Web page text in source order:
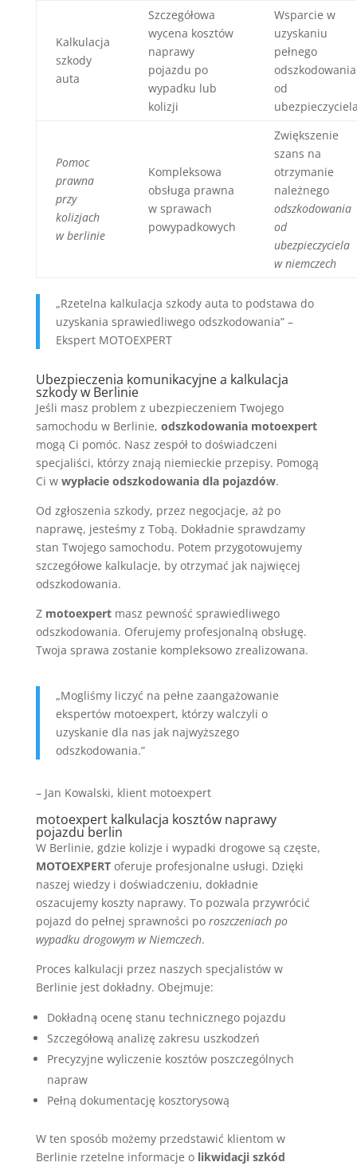
Kalkulacja
szkody
auta
Szczegółowa
wycena kosztów
naprawy
pojazdu po
wypadku lub
kolizji
Wsparcie w
uzyskaniu
pełnego
odszkodowania
od
Pomoc
prawna
przy
kolizjach
w berlinie
Kompleksowa
obsługa prawna
w sprawach
powypadkowych
Zwiększenie
szans na
otrzymanie
należnego
odszkodowania
od
ubezpieczyciela
w niemczech
„Rzetelna kalkulacja szkody auta to podstawa do
uzyskania sprawiedliwego odszkodowania” –
Ekspert MOTOEXPERT
Ubezpieczenia komunikacyjne a kalkulacja
szkody w Berlinie
Jeśli masz problem z ubezpieczeniem Twojego
samochodu w Berlinie, odszkodowania motoexpert
mogą Ci pomóc. Nasz zespół to doświadczeni
specjaliści, którzy znają niemieckie przepisy. Pomogą
Ci w wypłacie odszkodowania dla pojazdów.
Od zgłoszenia szkody, przez negocjacje, aż po
naprawę, jesteśmy z Tobą. Dokładnie sprawdzamy
stan Twojego samochodu. Potem przygotowujemy
szczegółowe kalkulacje, by otrzymać jak najwięcej
odszkodowania.
Z motoexpertmasz pewność sprawiedliwego
odszkodowania. Oferujemy profesjonalną obsługę.
Twoja sprawa zostanie kompleksowo zrealizowana.
„Mogliśmy liczyć na pełne zaangażowanie
ekspertów motoexpert, którzy walczyli o
uzyskanie dla nas jak najwyższego
odszkodowania.”
– Jan Kowalski, klient motoexpert
motoexpert kalkulacja kosztów naprawy
pojazdu berlin
W Berlinie, gdzie kolizje i wypadki drogowe są częste,
MOTOEXPERToferuje profesjonalne usługi. Dzięki
naszej wiedzy i doświadczeniu, dokładnie
oszacujemy koszty naprawy. To pozwala przywrócić
pojazd do pełnej sprawności po roszczeniach po
wypadku drogowym w Niemczech.
Proces kalkulacji przez naszych specjalistów w
Berlinie jest dokładny. Obejmuje:
Dokładną ocenę stanu technicznego pojazdu
Szczegółową analizę zakresu uszkodzeń
Precyzyjne wyliczenie kosztów poszczególnych
napraw
Pełną dokumentację kosztorysową
W ten sposób możemy przedstawić klientom w
Berlinie rzetelne informacje o likwidacji szkód